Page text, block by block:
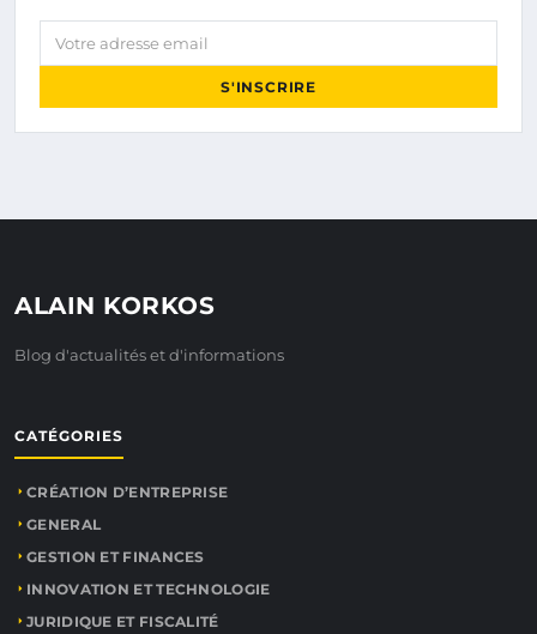
Votre adresse email
S'INSCRIRE
ALAIN KORKOS
Blog d'actualités et d'informations
CATÉGORIES
CRÉATION D’ENTREPRISE
GENERAL
GESTION ET FINANCES
INNOVATION ET TECHNOLOGIE
JURIDIQUE ET FISCALITÉ